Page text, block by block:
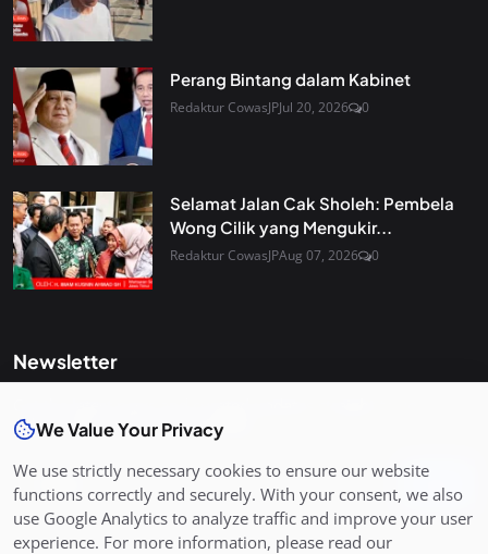
Perang Bintang dalam Kabinet
Redaktur CowasJPJul 20, 2026 0
Selamat Jalan Cak Sholeh: Pembela
Wong Cilik yang Mengukir...
Redaktur CowasJPAug 07, 2026 0
Newsletter
inbox. Sign up for our newsletter.
Join
We Value Your Privacy
We use strictly necessary cookies to ensure our website
functions correctly and securely. With your consent, we also
use Google Analytics to analyze traffic and improve your user
experience. For more information, please read our